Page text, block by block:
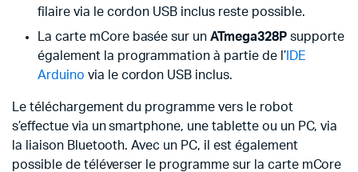
filaire via le cordon USB inclus reste possible.
La carte mCore basée sur unATmega328Psupporte
également la programmation à partie de l’IDE
Arduino via le cordon USB inclus.
Le téléchargement du programme vers le robot
s’effectue via un smartphone, une tablette ou un PC, via
la liaison Bluetooth. Avec un PC, il est également
possible de téléverser le programme sur la carte mCore